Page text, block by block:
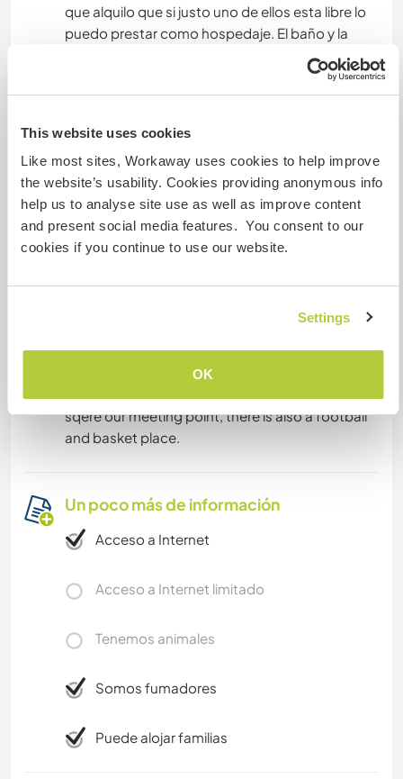
This website uses cookies
Like most sites, Workaway uses cookies to help improve
the website’s usability. Cookies providing anonymous info
help us to analyse site use as well as improve content
and present social media features. You consent to our
cookies if you continue to use our website.
Settings
OK
que alquilo que si justo uno de ellos esta libre lo
puedo prestar como hospedaje. El baño y la
cocina son compartidas si se hospedan en el
domo, en los monoambientes obviamente no,
ahi son con baño y cocina exclusivos.
Algo más...
In your free time is nice to go to the duns, there
you can walk a lot of time without seing houses,
there goes together the see and the river,
minuts from the center of Montevideo the
buses there. In the neighboorhood we also have
each sunday drumms and dance typical cultural
expression of the afrouruguayan culture. We
sqere our meeting point, there is also a football
and basket place.
Un poco más de información
Acceso a Internet
Acceso a Internet limitado
Tenemos animales
Somos fumadores
Puede alojar familias